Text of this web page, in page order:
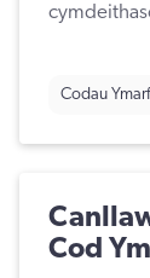
Codau
Cod